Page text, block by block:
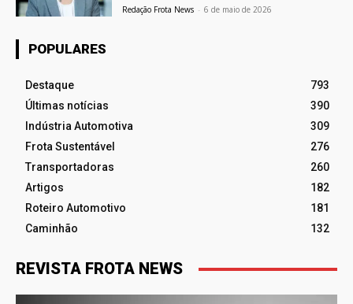
Redação Frota News - 6 de maio de 2026
POPULARES
Destaque
793
Últimas notícias
390
Indústria Automotiva
309
Frota Sustentável
276
Transportadoras
260
Artigos
182
Roteiro Automotivo
181
Caminhão
132
REVISTA FROTA NEWS